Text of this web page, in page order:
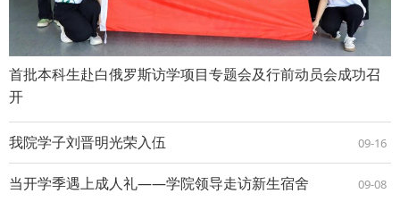
首批本科生赴白俄罗斯访学项目专题会及行前动员会成功召
开
我院学子刘晋明光荣入伍 09-16
当开学季遇上成人礼——学院领导走访新生宿舍 09-08